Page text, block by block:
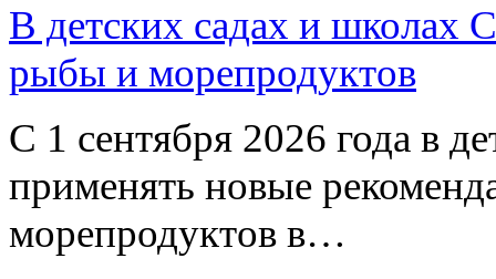
В детских садах и школах
рыбы и морепродуктов
С 1 сентября 2026 года в
применять новые
морепродуктов в…